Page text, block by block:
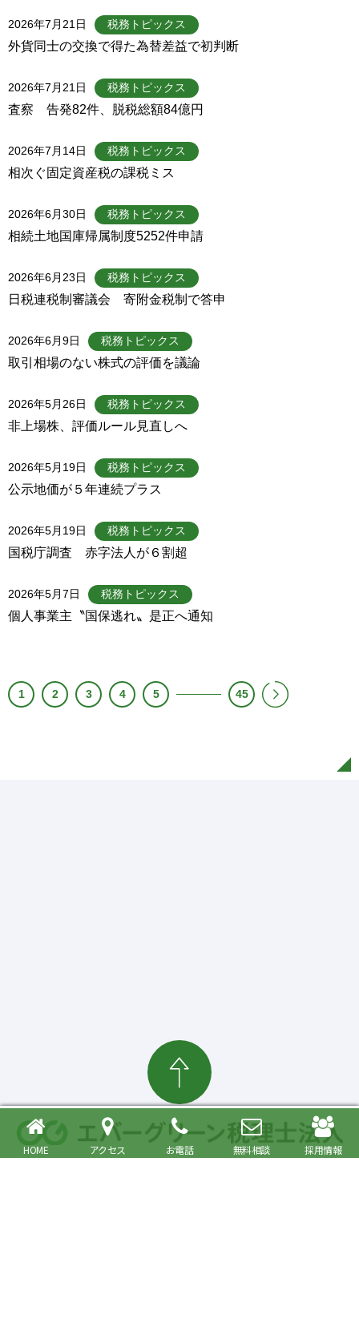
HOME アクセス お電話 無料相談 採用情報
2026年7月21日 税務トピックス
外貨同士の交換で得た為替差益で初判断
2026年7月21日 税務トピックス
査察 告発82件、脱税総額84億円
2026年7月14日 税務トピックス
相次ぐ固定資産税の課税ミス
2026年6月30日 税務トピックス
相続土地国庫帰属制度5252件申請
2026年6月23日 税務トピックス
日税連税制審議会 寄附金税制で答申
2026年6月9日 税務トピックス
取引相場のない株式の評価を議論
2026年5月26日 税務トピックス
非上場株、評価ルール見直しへ
2026年5月19日 税務トピックス
公示地価が５年連続プラス
2026年5月19日 税務トピックス
国税庁調査 赤字法人が６割超
2026年5月7日 税務トピックス
個人事業主〝国保逃れ〟是正へ通知
1 2 3 4 5 45